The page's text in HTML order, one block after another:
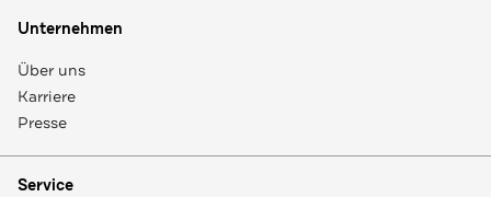
Unternehmen
Über uns
Karriere
Presse
Service